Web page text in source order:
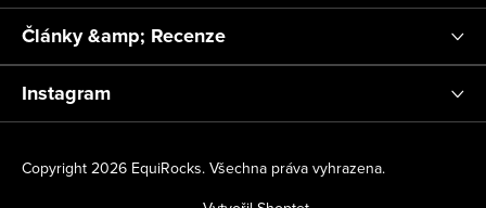
Články &amp; Recenze
Instagram
Copyright 2026 EquiRocks. Všechna práva vyhrazena.